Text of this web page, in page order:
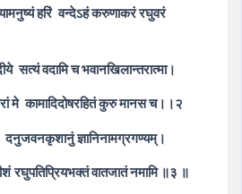
हरिं वन्देऽहं करुणाकरं रघुवरं
सत्यं वदामि च भवानखिलान्तरात्मा।
मे कामादिदोषरहितं कुरु मानस च।।२
दनुजवनकृशानुं ज्ञानिनामग्रगण्यम्।
रघुपतिप्रियभक्तं वातजातं नमामि ॥३ ॥